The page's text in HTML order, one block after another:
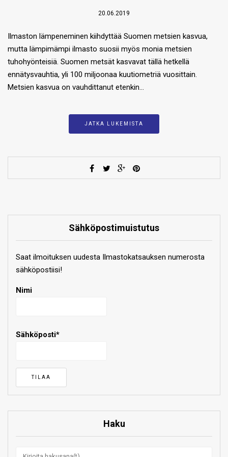
20.06.2019
Ilmaston lämpeneminen kiihdyttää Suomen metsien kasvua,
mutta lämpimämpi ilmasto suosii myös monia metsien
tuhohyönteisiä. Suomen metsät kasvavat tällä hetkellä
ennätysvauhtia, yli 100 miljoonaa kuutiometriä vuosittain.
Metsien kasvua on vauhdittanut etenkin…
JATKA LUKEMISTA
Sähköpostimuistutus
Saat ilmoituksen uudesta Ilmastokatsauksen numerosta
sähköpostiisi!
Nimi
Sähköposti*
Haku